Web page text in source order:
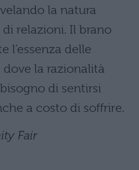
la natura
relazioni. Il brano
l’essenza delle
la razionalità
di sentirsi
a costo di soffrire.
Fair